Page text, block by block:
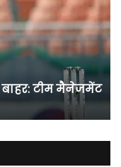
बाहर: टीम मैनेजमेंट